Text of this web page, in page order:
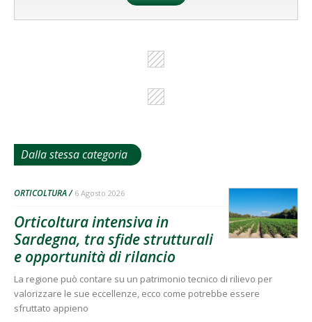
Dalla stessa categoria
ORTICOLTURA 6 Agosto 2026
Orticoltura intensiva in
Sardegna, tra sfide strutturali
e opportunità di rilancio
La regione può contare su un patrimonio tecnico di rilievo per
valorizzare le sue eccellenze, ecco come potrebbe essere
sfruttato appieno